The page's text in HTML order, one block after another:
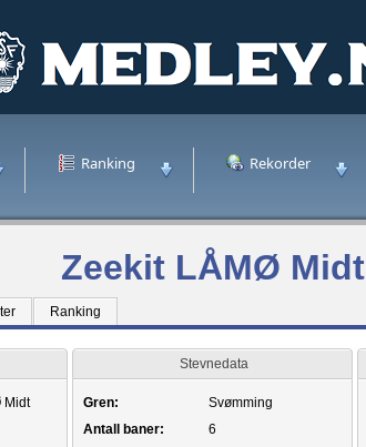
Ranking Rekorder
Zeekit LÅMØ Midt
Ranking
Midt
Stevnedata
Gren:
Svømming
Antall baner:
6